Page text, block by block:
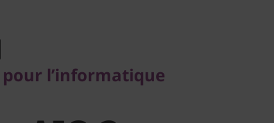
3
l’informatique